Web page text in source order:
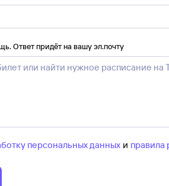
Ответ придёт на вашу эл.почту
персональных данных и